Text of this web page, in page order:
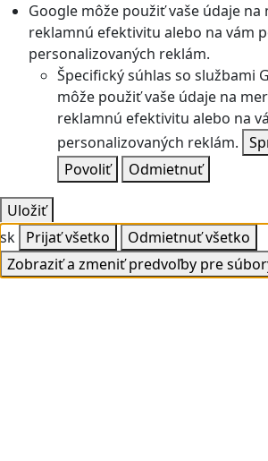
Google môže použiť vaše údaje na
reklamnú efektivitu alebo na vám
personalizovaných reklám.
Špecifický súhlas so službami
môže použiť vaše údaje na
reklamnú efektivitu alebo na
personalizovaných reklám.
Povoliť
Odmietnuť
Uložiť
sk Prijať všetko
Odmietnuť všetko
Zobraziť a zmeniť predvoľby pre